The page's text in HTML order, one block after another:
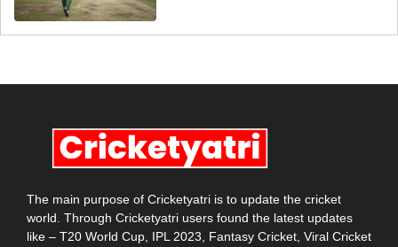
The main purpose of Cricketyatri is to update the cricket
world. Through Cricketyatri users found the latest updates
like – T20 World Cup, IPL 2023, Fantasy Cricket, Viral Cricket